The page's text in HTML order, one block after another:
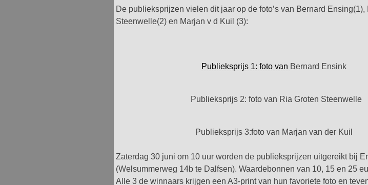
De publieksprijzen vielen dit jaar op de foto’s van Bernard Ensing(1),
Steenwelle(2) en Marjan v d Kuil (3):
Publieksprijs 1: foto van Bernard Ensink
Publieksprijs 2: foto van Ria Groten Steenwelle
Publieksprijs 3:foto van Marjan van der Kuil
Zaterdag 30 juni om 10 uur worden de publieksprijzen uitgereikt bij
(Welsummerweg 14b te Dalfsen). Waardebonnen van 10, 15 en 25
Alle 3 de winnaars krijgen een A3-print van hun favoriete foto en